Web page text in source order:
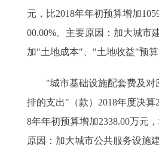
元，比2018年年初预算增加
00.00%。主要原因：加大城市
加"土地成本"、"土地收益"预算
"城市基础设施配套费及对
排的支出"（款）2018年度决算
8年年初预算增加2338.00万元
原因：加大城市公共服务设施